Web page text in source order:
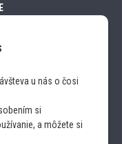
u nás o čosi
si
a môžete si